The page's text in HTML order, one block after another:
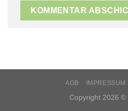
AGB IMPRESSUM
Copyright 2026 ©